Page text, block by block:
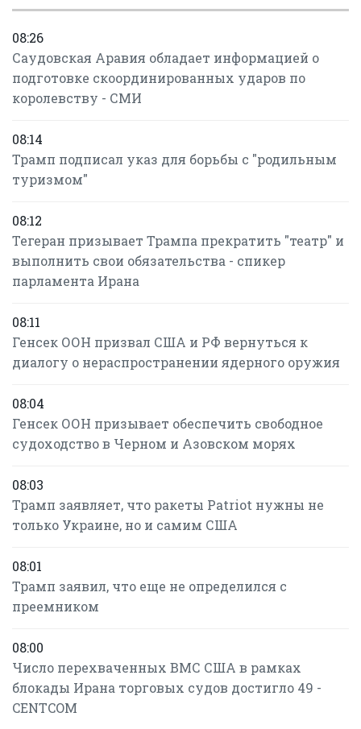
08:26
Саудовская Аравия обладает информацией о
подготовке скоординированных ударов по
королевству - СМИ
08:14
Трамп подписал указ для борьбы с "родильным
туризмом"
08:12
Тегеран призывает Трампа прекратить "театр" и
выполнить свои обязательства - спикер
парламента Ирана
08:11
Генсек ООН призвал США и РФ вернуться к
диалогу о нераспространении ядерного оружия
08:04
Генсек ООН призывает обеспечить свободное
судоходство в Черном и Азовском морях
08:03
Трамп заявляет, что ракеты Patriot нужны не
только Украине, но и самим США
08:01
Трамп заявил, что еще не определился с
преемником
08:00
Число перехваченных ВМС США в рамках
блокады Ирана торговых судов достигло 49 -
CENTCOM